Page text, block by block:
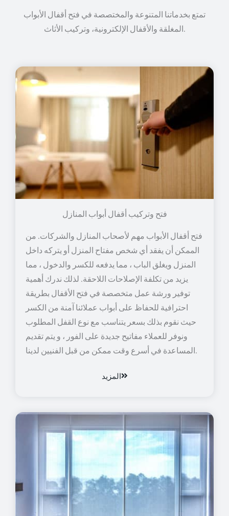
تمتع بخدماتنا المتنوعة والمختصصة في فتح أقفال الأبواب
فتح وتركيب أقفال أبواب المنازل
فتح أقفال الأبواب مهم لأصحاب المنازل والشركات. من
الممكن أن يفقد أي شخص مفتاح المنزل أو يتركه داخل
المنزل ويغلق الباب ، مما يدفعه للكسر والدخول ، مما
يزيد من تكلفة الإصلاحات اللاحقة. لذلك ندرك أهمية
توفير ورشة عمل متخصصة في فتح الأقفال بطريقة
احترافية للحفاظ على أبواب عملائنا آمنة من الكسر
حيث نقوم بذلك بسعر يتناسب مع نوع القفل المطلوب
ونوفر للعملاء مفاتيح جديدة على الفور ، و يتم تقديم
المساعدة في أسرع وقت ممكن من قبل الفنيين لدينا.
المزيد